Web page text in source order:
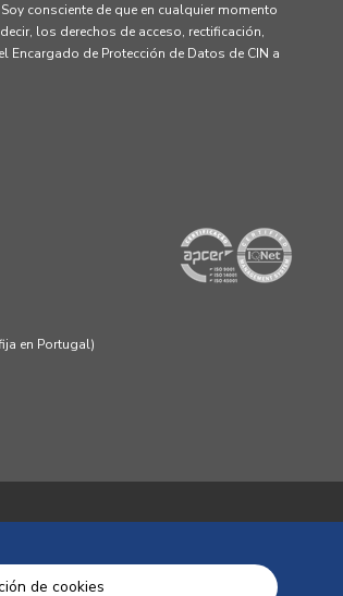
consciente de que en cualquier momento
los derechos de acceso, rectificación,
de Protección de Datos de CIN a
en Portugal)
de cookies